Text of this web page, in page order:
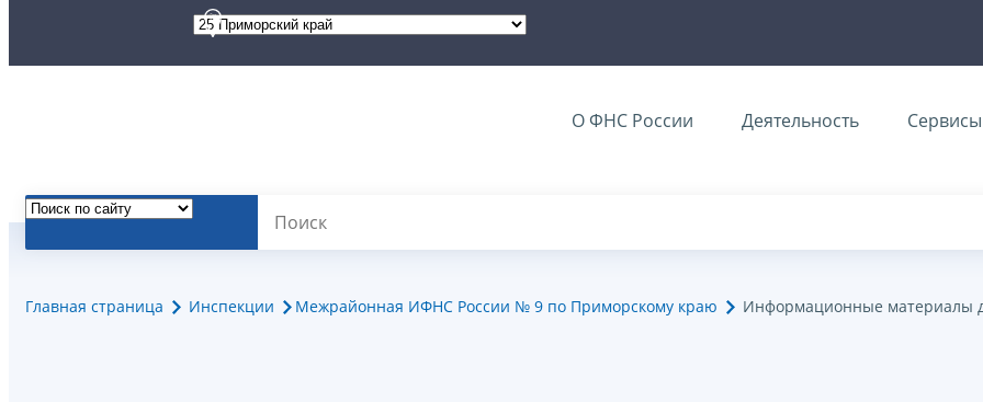
О ФНС России Деятельность Сервисы
Главная страница Инспекции Межрайонная ИФНС России № 9 по Приморскому краю Информационные материалы